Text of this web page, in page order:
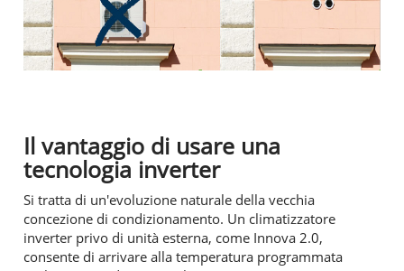
Il vantaggio di usare una
tecnologia inverter
Si tratta di un'evoluzione naturale della vecchia
concezione di condizionamento. Un climatizzatore
inverter privo di unità esterna, come Innova 2.0,
consente di arrivare alla temperatura programmata